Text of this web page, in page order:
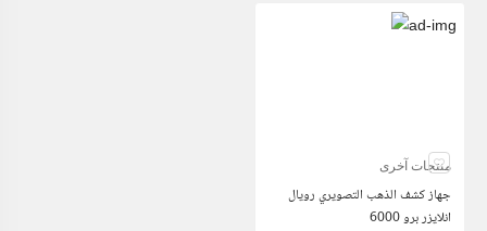
منتجات آخرى
جهاز كشف الذهب التصويري رويال
انلايزر برو 6000